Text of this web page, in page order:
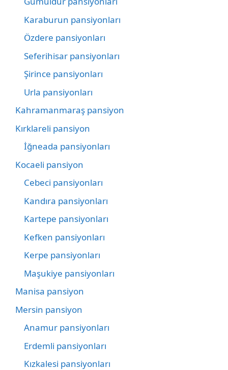
Karaburun pansiyonları
Özdere pansiyonları
Seferihisar pansiyonları
Şirince pansiyonları
Urla pansiyonları
Kahramanmaraş pansiyon
Kırklareli pansiyon
İğneada pansiyonları
Kocaeli pansiyon
Cebeci pansiyonları
Kandıra pansiyonları
Kartepe pansiyonları
Kefken pansiyonları
Kerpe pansiyonları
Maşukiye pansiyonları
Manisa pansiyon
Mersin pansiyon
Anamur pansiyonları
Erdemli pansiyonları
Kızkalesi pansiyonları